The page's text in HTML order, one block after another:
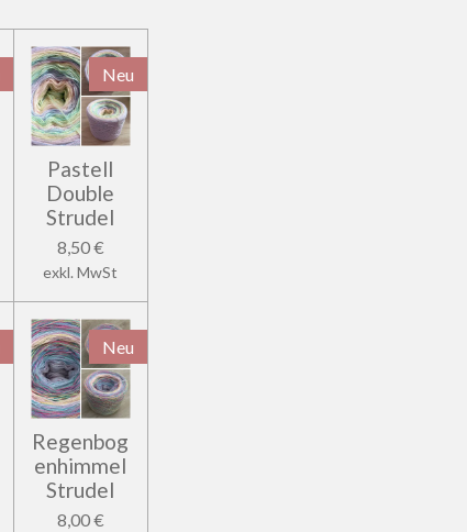
Neu
Pastell
Double
Strudel
8,50 €
exkl. MwSt
Neu
Regenbog
enhimmel
Strudel
8,00 €